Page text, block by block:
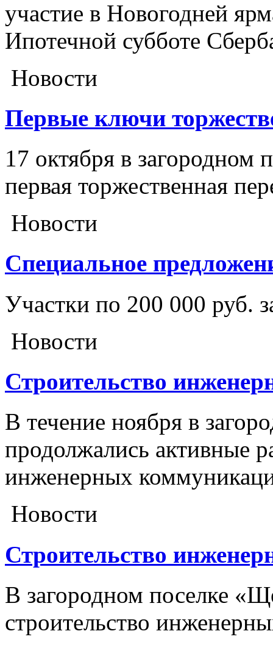
участие в Новогодней
Ипотечной субботе
Новости
Первые ключи
17 октября в загородном
первая торжественная
Новости
Специальное
Участки по 200 000 руб.
Новости
Строительство
В течение ноября в
продолжались активные
инженерных
Новости
Строительство
В загородном поселке
строительство